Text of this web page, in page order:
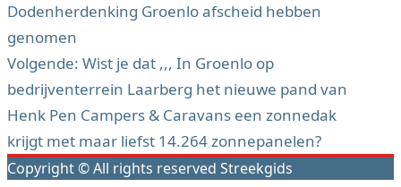
Bericht
navigatie
Dodenherdenking Groenlo afscheid hebben
genomen
Volgende: Wist je dat ,,, In Groenlo op
bedrijventerrein Laarberg het nieuwe pand van
Henk Pen Campers & Caravans een zonnedak
krijgt met maar liefst 14.264 zonnepanelen?
Copyright © All rights reserved Streekgids